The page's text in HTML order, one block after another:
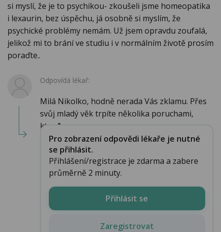
si myslí, že je to psychikou- zkoušeli jsme homeopatika
i lexaurin, bez úspěchu, já osobně si myslím, že
psychické problémy nemám. Už jsem opravdu zoufalá,
jelikož mi to brání ve studiu i v normálním životě prosím
poraďte..
Odpovídá lékař:
Milá Nikolko, hodně nerada Vás zklamu. Přes
svůj mladý věk trpíte několika poruchami,
kter�...
Pro zobrazení odpovědi lékaře je nutné
se přihlásit.
Přihlášení/registrace je zdarma a zabere
průměrně 2 minuty.
Přihlásit se
Zaregistrovat